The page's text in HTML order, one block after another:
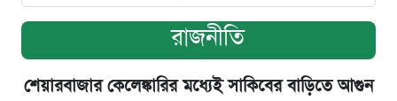
রাজনীতি
শেয়ারবাজার কেলেঙ্কারির মধ্যেই সাকিবের বাড়িতে আগুন